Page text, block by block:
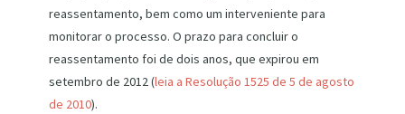
reassentamento, bem como um interveniente para
monitorar o processo. O prazo para concluir o
reassentamento foi de dois anos, que expirou em
setembro de 2012 (leia a Resolução 1525 de 5 de agosto
de 2010).